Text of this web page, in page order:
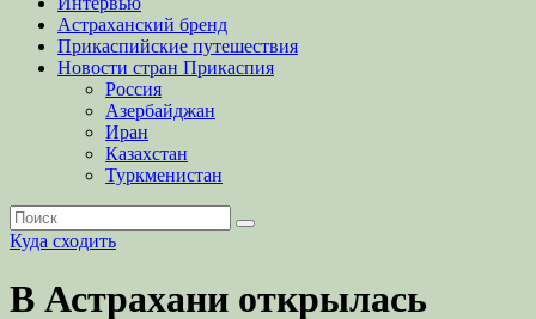
Астраханский бренд
Прикаспийские путешествия
Новости стран Прикаспия
Россия
Азербайджан
Иран
Казахстан
Туркменистан
Куда сходить
В Астрахани открылась